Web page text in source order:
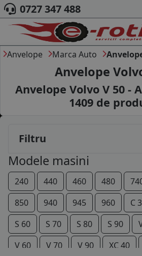
ACASA
DESPRE NOI
ANVELOPE
AUTO
CAMION
MOTO
MARCA AUTO
BLOG
B2B - COLABORARE
CONT
CONTACT
COS ( 0 PRODUSE)
0727 347 488
Anvelope Marca Auto
Anvelope
Anvelope Volvo V 50 -
1409 de
Filtru
Modele masini
240 440 460 480
850
940 945 960 C
S 60
S 70 S 80 S 90
V 60
V 70 V 90 XC 40